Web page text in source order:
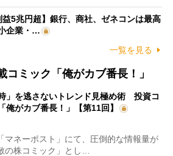
益5兆円超】銀行、商社、ゼネコンは最高
企業・…
一覧を見る
コミック「俺がカブ番長！」
時」を逃さないトレンド見極め術 投資コ
俺がカブ番長！」【第11回】
ネーポスト」にて、圧倒的な情報量が
の株コミック」とし…